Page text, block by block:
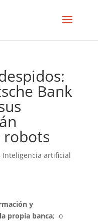
Bank
Inteligencia artificial
y
propia banca; o